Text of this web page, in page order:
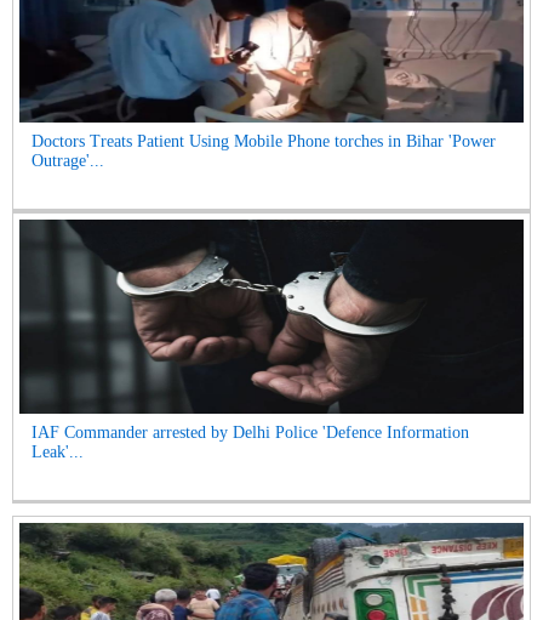
Doctors Treats Patient Using Mobile Phone torches in Bihar 'Power
Outrage'...
IAF Commander arrested by Delhi Police 'Defence Information
Leak'...